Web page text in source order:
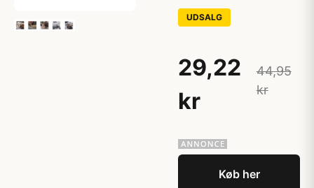
UDSALG
29,22
kr
44,95
kr
Køb her